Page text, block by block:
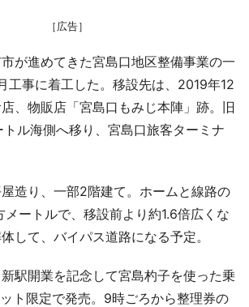
［広告］
が進めてきた宮島口地区整備事業の一
工事に着工した。移設先は、2019年12
、物販店「宮島口もみじ本陣」跡。旧
ル海側へ移り、宮島口旅客ターミナ
造り、一部2階建て。ホームと線路の
メートルで、移設前より約1.6倍広くな
して、バイパス道路になる予定。
駅開業を記念して宮島杓子を使った乗
ト限定で発売。9時ごろから整理券の